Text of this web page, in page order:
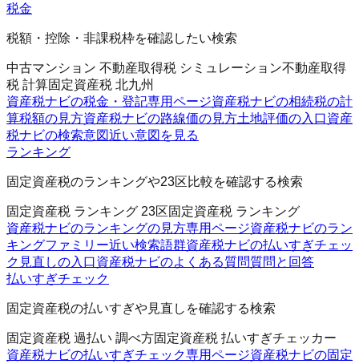
税金
税額・控除・非課税枠を確認したい検索
中古マンション 不動産取得税 シミュレーション不動産取得
税 計算固定資産税 北九州
資産税ナビの税金・登記専用ページ資産税ナビの相続税の計
算税額の見方資産税ナビの路線価の見方土地評価の入口資産
税ナビの検索意図近い意図を見る
ランキング
固定資産税のランキングや23区比較を確認する検索
固定資産税 ランキング 23区固定資産税 ランキング
資産税ナビのランキングの見方専用ページ資産税ナビのラン
キングファミリー近い検索語群資産税ナビの払いすぎチェッ
ク 見直しの入口資産税ナビのよくある質問質問と回答
払いすぎチェック
固定資産税の払いすぎや見直しを確認する検索
固定資産税 過払い 調べ方固定資産税 払いすぎチェッカー
資産税ナビの払いすぎチェック専用ページ資産税ナビの固定